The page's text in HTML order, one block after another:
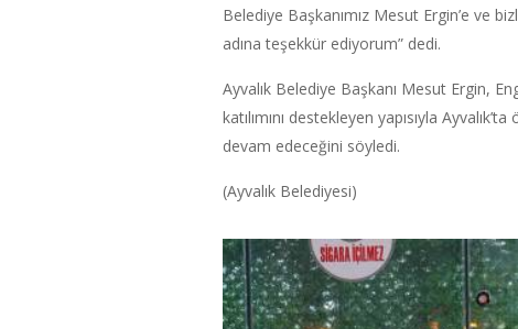
Belediye Başkanımız Mesut Ergin’e ve
adına teşekkür ediyorum” dedi.
Ayvalık Belediye Başkanı Mesut Ergin,
katılımını destekleyen yapısıyla
devam edeceğini söyledi.
(Ayvalık Belediyesi)